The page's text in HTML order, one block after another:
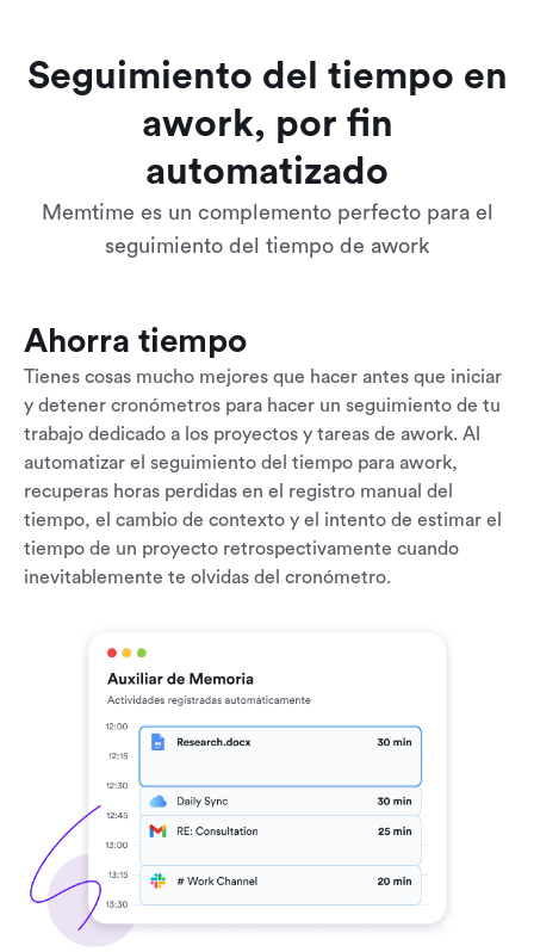
Seguimiento del tiempo en
awork, por fin
automatizado
Memtime es un complemento perfecto para el
seguimiento del tiempo de awork
Ahorra tiempo
Tienes cosas mucho mejores que hacer antes que iniciar
y detener cronómetros para hacer un seguimiento de tu
trabajo dedicado a los proyectos y tareas de awork. Al
automatizar el seguimiento del tiempo para awork,
recuperas horas perdidas en el registro manual del
tiempo, el cambio de contexto y el intento de estimar el
tiempo de un proyecto retrospectivamente cuando
inevitablemente te olvidas del cronómetro.